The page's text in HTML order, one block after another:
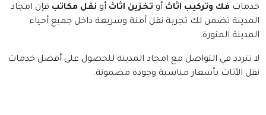
خدمات فك وتركيب اثاث أو تخزين اثاث أو نقل مكاتب فإن امجاد
المدينة تضمن لك تجربة نقل آمنة وسريعة داخل جميع أحياء
المدينة المنورة.
لا تتردد في التواصل مع امجاد المدينة للحصول على أفضل خدمات
نقل الأثاث بأسعار مناسبة وجودة مضمونة.